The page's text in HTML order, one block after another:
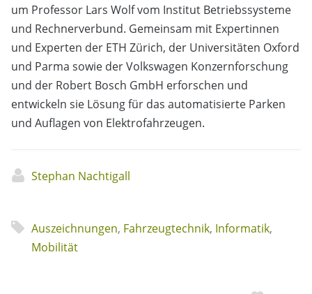
um Professor Lars Wolf vom Institut Betriebssysteme
und Rechnerverbund. Gemeinsam mit Expertinnen
und Experten der ETH Zürich, der Universitäten Oxford
und Parma sowie der Volkswagen Konzernforschung
und der Robert Bosch GmbH erforschen und
entwickeln sie Lösung für das automatisierte Parken
und Auflagen von Elektrofahrzeugen.
Stephan Nachtigall
Auszeichnungen, Fahrzeugtechnik, Informatik,
Mobilität